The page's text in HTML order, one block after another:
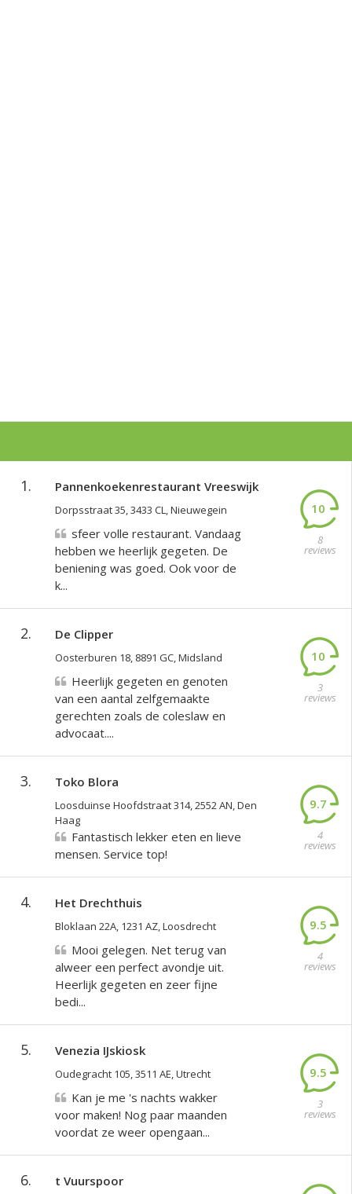
1. Pannenkoekenrestaurant Vreeswijk
Dorpsstraat 35, 3433 CL, Nieuwegein 10
8
reviews
sfeer volle restaurant. Vandaag
hebben we heerlijk gegeten. De
beniening was goed. Ook voor de
k...
2. De Clipper
Oosterburen 18, 8891 GC, Midsland 10
3
reviews
Heerlijk gegeten en genoten
van een aantal zelfgemaakte
gerechten zoals de coleslaw en
advocaat....
3. Toko Blora
Loosduinse Hoofdstraat 314, 2552 AN, Den
Haag
9.7
4
reviews
Fantastisch lekker eten en lieve
mensen. Service top!
4. Het Drechthuis
Bloklaan 22A, 1231 AZ, Loosdrecht 9.5
4
reviews
Mooi gelegen. Net terug van
alweer een perfect avondje uit.
Heerlijk gegeten en zeer fijne
bedi...
5. Venezia IJskiosk
Oudegracht 105, 3511 AE, Utrecht 9.5
3
reviews
Kan je me 's nachts wakker
voor maken! Nog paar maanden
voordat ze weer opengaan...
6. t Vuurspoor